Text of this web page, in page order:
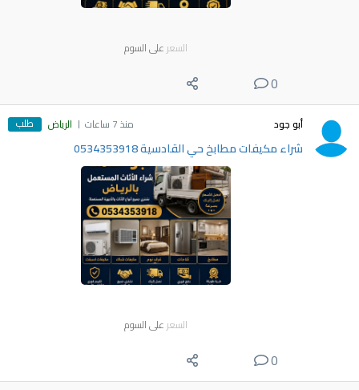
السعر على السوم
0
أبو جود منذ 7 ساعات الرياض طلب
شراء مكيفات مطابخ حي القادسية 0534353918
السعر على السوم
0